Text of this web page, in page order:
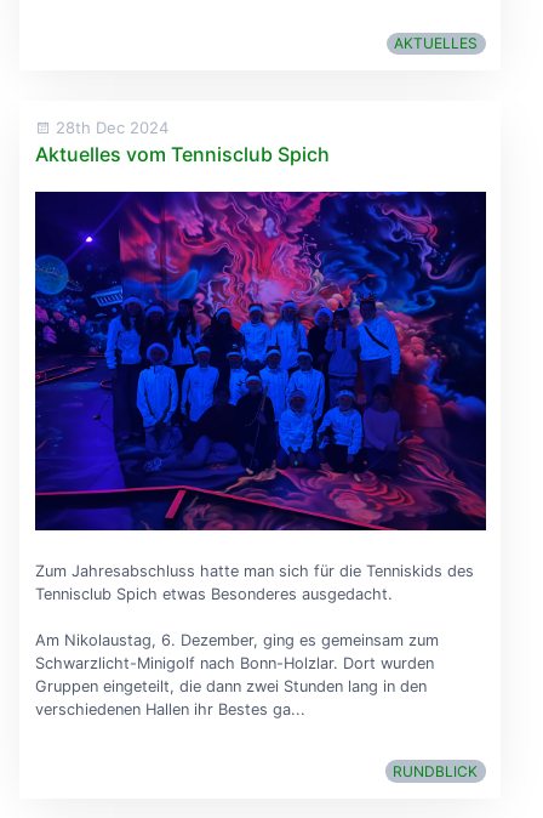
AKTUELLES
28th Dec 2024
Aktuelles vom Tennisclub Spich
Zum Jahresabschluss hatte man sich für die Tenniskids des
Tennisclub Spich etwas Besonderes ausgedacht.
Am Nikolaustag, 6. Dezember, ging es gemeinsam zum
Schwarzlicht-Minigolf nach Bonn-Holzlar. Dort wurden
Gruppen eingeteilt, die dann zwei Stunden lang in den
verschiedenen Hallen ihr Bestes ga...
RUNDBLICK